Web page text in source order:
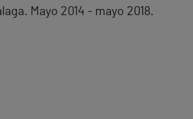
Mayo 2014 - mayo 2018.